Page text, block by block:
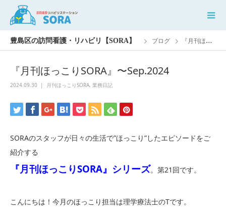
ブログ 『月刊ほっこりSORA』〜Sep.2024
『月刊ほっこりSORA』〜Sep.2024
2024.09.30 月刊ほっこりSORA, 業務日記
SORAのスタッフが日々の生活で”ほっこり”したエピソードをご
紹介する
『月刊ほっこりSORA』シリーズ。第21回です。
こんにちは！今月のほっこり担当は理学療法士のTです。